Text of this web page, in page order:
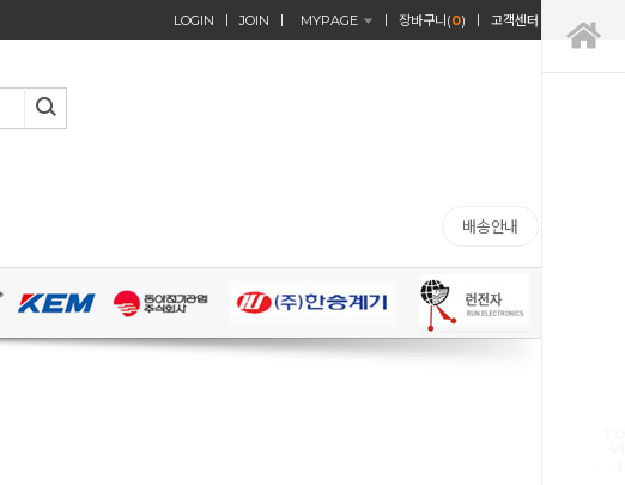
LOGIN JOIN MYPAGE 장바구니(0) 고객센터
배송안내